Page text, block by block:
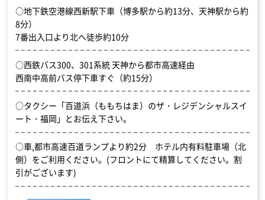
○地下鉄空港線西新駅下車（博多駅から約13分、天神駅から約
8分）
7番出入口より北へ徒歩約10分
○西鉄バス300、301系統 天神から都市高速経由
西南中高前バス停下車すぐ（約15分）
○タクシー「百道浜（ももちはま）のザ・レジデンシャルスイ
ート・福岡」とお伝え下さい。
○車,都市高速百道ランプより約2分 ホテル内有料駐車場（北
側）をご利用ください。(フロントにて精算してください。割
引がございます)